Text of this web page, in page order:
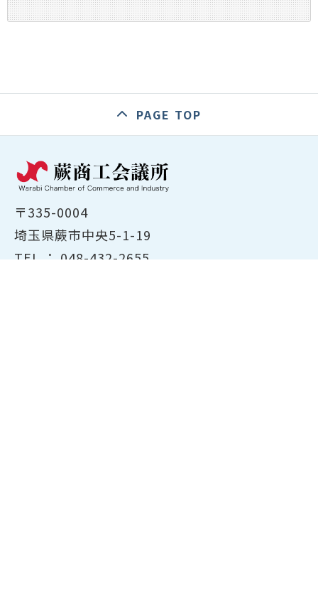
PAGE TOP
〒335-0004
埼玉県蕨市中央5-1-19
TEL ： 048-432-2655